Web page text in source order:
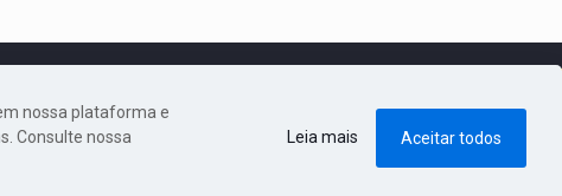
nossa plataforma e
Consulte nossa
Leia mais Aceitar todos